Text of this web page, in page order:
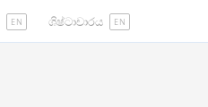
EN ශිෂ්ටාචාරය EN